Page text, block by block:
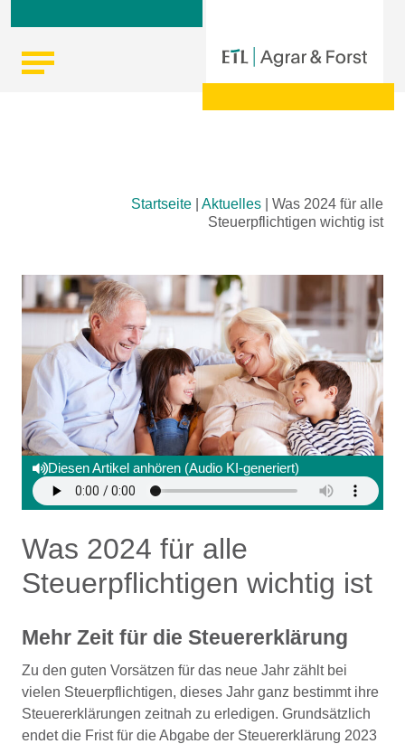
Startseite Aktuelles
Was 2024 für alle
Steuerpflichtigen wichtig ist
Diesen Artikel anhören (Audio KI-generiert)
Was 2024 für alle
Steuerpflichtigen wichtig ist
Mehr Zeit für die Steuererklärung
Zu den guten Vorsätzen für das neue Jahr zählt bei
vielen Steuerpflichtigen, dieses Jahr ganz bestimmt ihre
Steuererklärungen zeitnah zu erledigen. Grundsätzlich
endet die Frist für die Abgabe der Steuererklärung 2023